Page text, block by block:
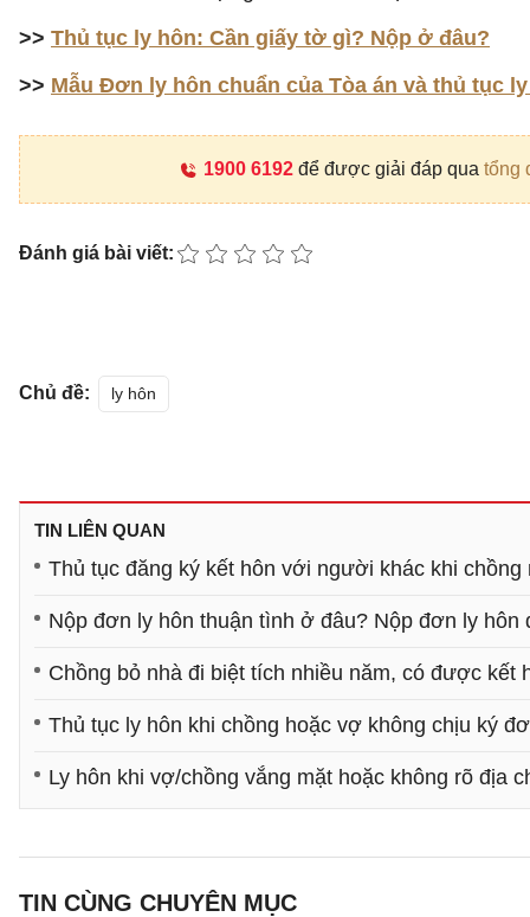
>> Thủ tục ly hôn: Cần giấy tờ gì? Nộp ở đâu?
>> Mẫu Đơn ly hôn chuẩn của Tòa án và thủ tục
1900 6192để được giải đáp qua tổng
Đánh giá bài viết:
Chủ đề: ly hôn
TIN LIÊN QUAN
Thủ tục đăng ký kết hôn với người khác khi chồng
Nộp đơn ly hôn thuận tình ở đâu? Nộp đơn ly
Chồng bỏ nhà đi biệt tích nhiều năm, có được kết
Thủ tục ly hôn khi chồng hoặc vợ không chịu ký
Ly hôn khi vợ/chồng vắng mặt hoặc không rõ địa
TIN CÙNG CHUYÊN MỤC